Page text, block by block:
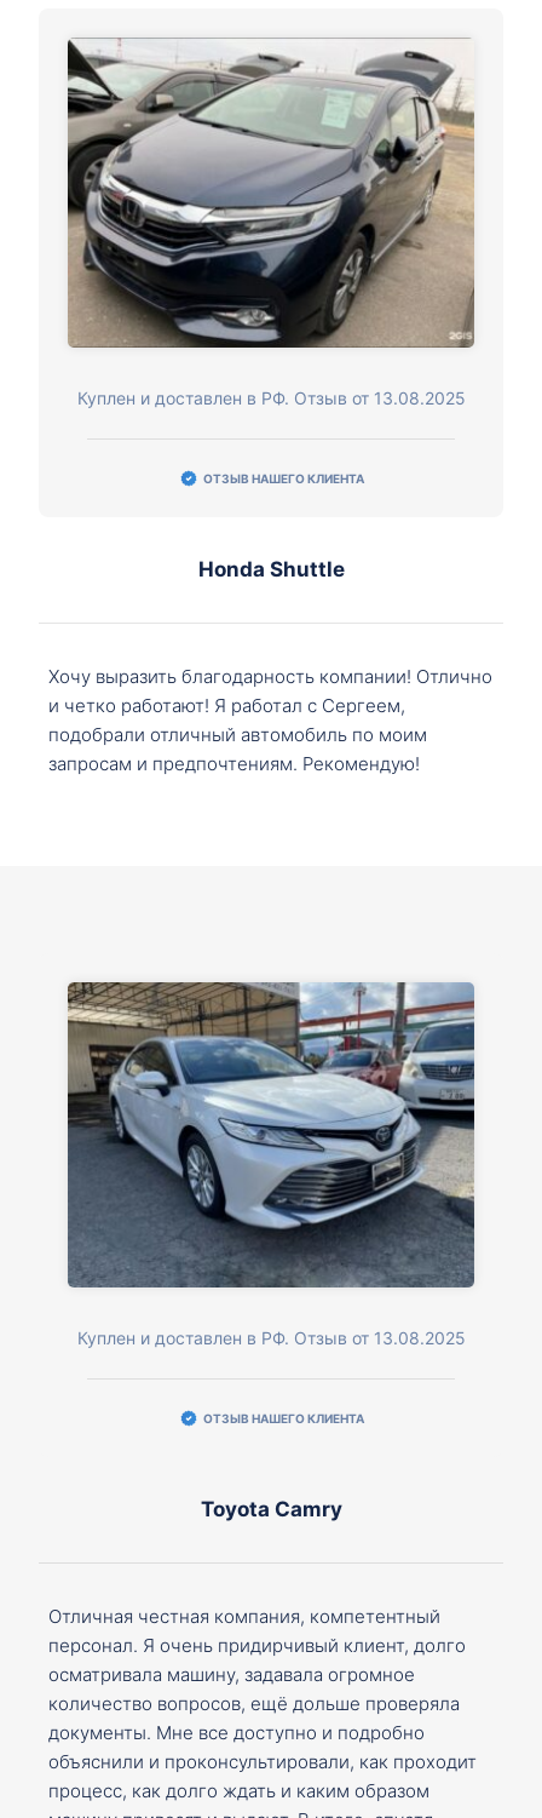
Куплен и доставлен в РФ. Отзыв от 13.08.2025
ОТЗЫВ НАШЕГО КЛИЕНТА
Honda Shuttle
Хочу выразить благодарность компании! Отлично
и четко работают! Я работал с Сергеем,
подобрали отличный автомобиль по моим
запросам и предпочтениям. Рекомендую!
Куплен и доставлен в РФ. Отзыв от 13.08.2025
ОТЗЫВ НАШЕГО КЛИЕНТА
Toyota Camry
Отличная честная компания, компетентный
персонал. Я очень придирчивый клиент, долго
осматривала машину, задавала огромное
количество вопросов, ещё дольше проверяла
документы. Мне все доступно и подробно
объяснили и проконсультировали, как проходит
процесс, как долго ждать и каким образом